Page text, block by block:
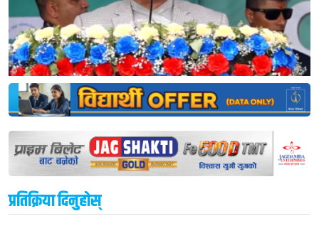
प्रतिक्रिया दिनुहोस्